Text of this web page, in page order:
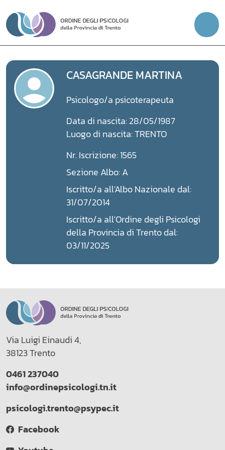
Vai
CASAGRANDE MARTINA
Psicologo/a psicoterapeuta
Data di nascita: 28/05/1987
Luogo di nascita: TRENTO
Nr. Iscrizione: 1565
Sezione Albo: A
Iscritto/a all'Albo Nazionale dal:
31/07/2014
Iscritto/a all'Ordine degli Psicologi
della Provincia di Trento dal:
03/11/2025
Via Luigi Einaudi 4,
38123 Trento
0461 237040
info@ordinepsicologi.tn.it
psicologi.trento@psypec.it
Facebook